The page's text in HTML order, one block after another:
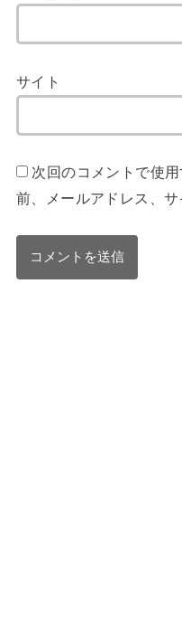
サイト
次回のコメントで使
前、メールアドレス、サ